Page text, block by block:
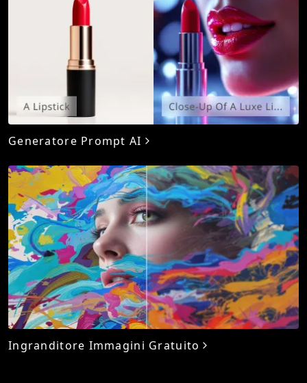
Generatore Prompt AI
Ingranditore Immagini Gratuito